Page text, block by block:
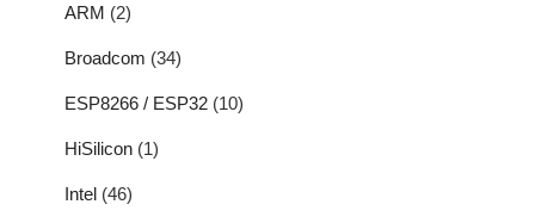
ARM (2)
Broadcom (34)
ESP8266 / ESP32 (10)
HiSilicon (1)
Intel (46)